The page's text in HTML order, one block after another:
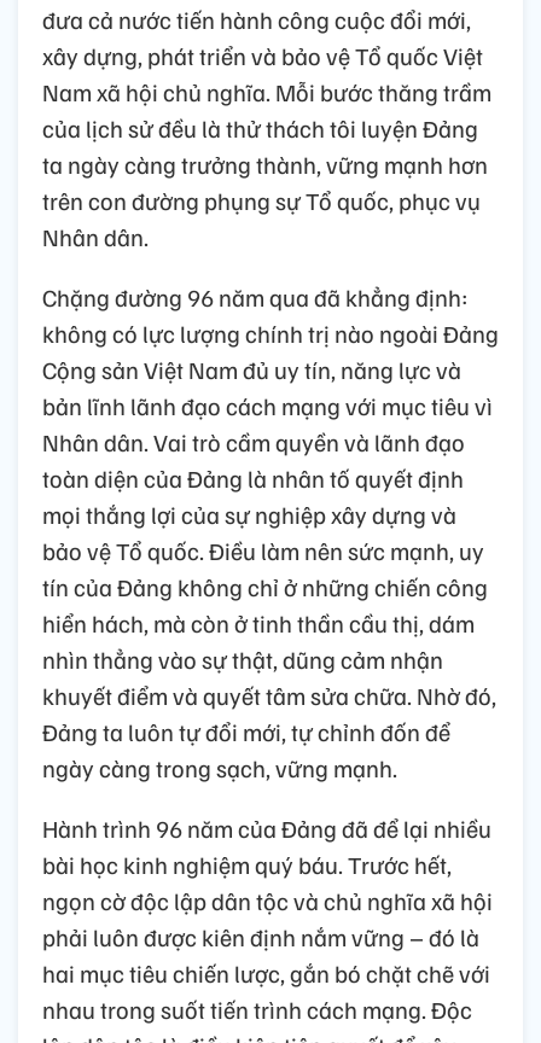
đưa cả nước tiến hành công cuộc đổi mới,
xây dựng, phát triển và bảo vệ Tổ quốc Việt
Nam xã hội chủ nghĩa. Mỗi bước thăng trầm
của lịch sử đều là thử thách tôi luyện Đảng
ta ngày càng trưởng thành, vững mạnh hơn
trên con đường phụng sự Tổ quốc, phục vụ
Nhân dân.
Chặng đường 96 năm qua đã khẳng định:
không có lực lượng chính trị nào ngoài Đảng
Cộng sản Việt Nam đủ uy tín, năng lực và
bản lĩnh lãnh đạo cách mạng với mục tiêu vì
Nhân dân. Vai trò cầm quyền và lãnh đạo
toàn diện của Đảng là nhân tố quyết định
mọi thắng lợi của sự nghiệp xây dựng và
bảo vệ Tổ quốc. Điều làm nên sức mạnh, uy
tín của Đảng không chỉ ở những chiến công
hiển hách, mà còn ở tinh thần cầu thị, dám
nhìn thẳng vào sự thật, dũng cảm nhận
khuyết điểm và quyết tâm sửa chữa. Nhờ đó,
Đảng ta luôn tự đổi mới, tự chỉnh đốn để
ngày càng trong sạch, vững mạnh.
Hành trình 96 năm của Đảng đã để lại nhiều
bài học kinh nghiệm quý báu. Trước hết,
ngọn cờ độc lập dân tộc và chủ nghĩa xã hội
phải luôn được kiên định nắm vững – đó là
hai mục tiêu chiến lược, gắn bó chặt chẽ với
nhau trong suốt tiến trình cách mạng. Độc